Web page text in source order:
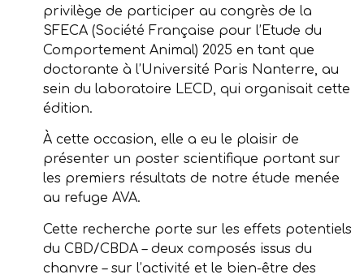
privilège de participer au congrès de la
SFECA (Société Française pour l’Etude du
Comportement Animal) 2025 en tant que
doctorante à l’Université Paris Nanterre, au
sein du laboratoire LECD, qui organisait cette
édition.
À cette occasion, elle a eu le plaisir de
présenter un poster scientifique portant sur
les premiers résultats de notre étude menée
au refuge AVA.
Cette recherche porte sur les effets potentiels
du CBD/CBDA – deux composés issus du
chanvre – sur l’activité et le bien-être des